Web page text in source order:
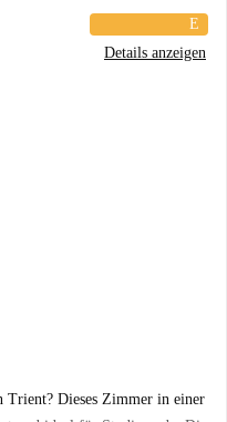
E
Details anzeigen
Trient? Dieses Zimmer in einer